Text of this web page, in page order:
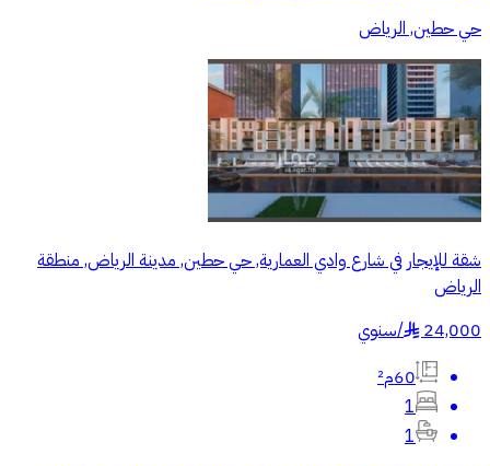
حي حطين, الرياض
شقة للإيجار في شارع وادي العمارية, حي حطين, مدينة الرياض, منطقة
الرياض
24,000
§
/سنوي
60م²
1
1